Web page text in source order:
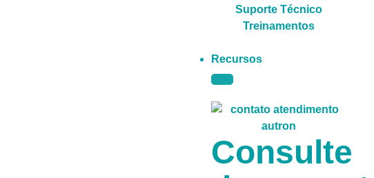
Suporte Técnico
Treinamentos
Recursos
Consulte